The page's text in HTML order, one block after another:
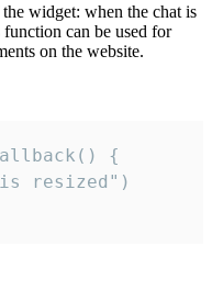
widget: when the chat is
can be used for
on the website.
{
resized")